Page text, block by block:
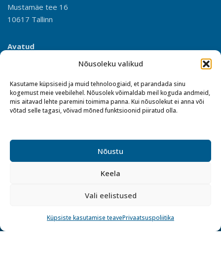
Nõusoleku valikud
Kasutame küpsiseid ja muid tehnoloogiaid, et parandada sinu
kogemust meie veebilehel. Nõusolek võimaldab meil koguda andmeid,
mis aitavad lehte paremini toimima panna. Kui nõusolekut ei anna või
võtad selle tagasi, võivad mõned funktsioonid piiratud olla.
Nõustu
Keela
Vali eelistused
Küpsiste kasutamise teavePrivaatsuspoliitika
Mustamäe tee 16
10617 Tallinn
Avatud
kutsekoda@kutsekoda.ee
Kutseregister